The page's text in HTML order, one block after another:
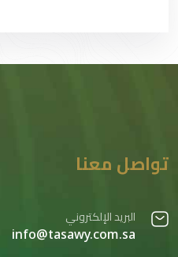
تواصل معنا
البريد الإلكتروني
info@tasawy.com.sa